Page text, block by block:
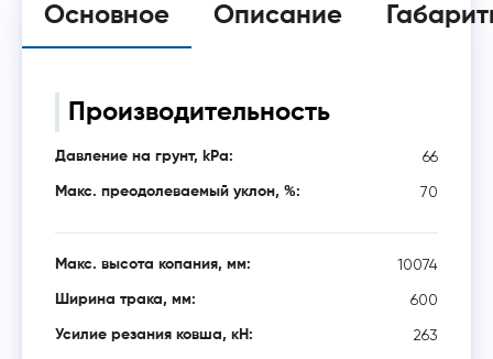
Основное Описание
Производительность
Давление на грунт, kPa: 66
Макс. преодолеваемый уклон, %: 70
Макс. высота копания, мм: 10074
Ширина трака, мм: 600
Усилие резания ковша, кН: 263